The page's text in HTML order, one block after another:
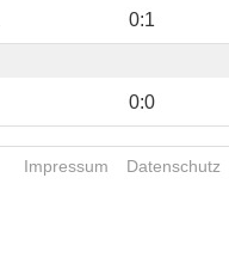
0:1
0:0
Impressum Datenschutz